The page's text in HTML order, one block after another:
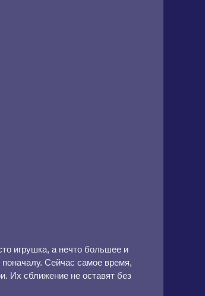
игрушка, а нечто большее и
Сейчас самое время,
Их сближение не оставят без